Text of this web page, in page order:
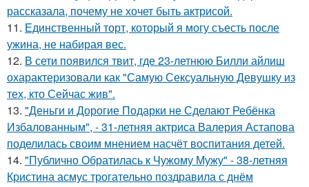
рассказала, почему не хочет быть актрисой.
11. Единственный торт, который я могу съесть после
ужина, не набирая вес.
12. В сети появился твит, где 23-летнюю Билли айлиш
охарактеризовали как "Самую Сексуальную Девушку из
тех, кто Сейчас жив".
13. "Деньги и Дорогие Подарки не Сделают Ребёнка
Избалованным", - 31-летняя актриса Валерия Астапова
поделилась своим мнением насчёт воспитания детей.
14. "Публично Обратилась к Чужому Мужу" - 38-летняя
Кристина асмус трогательно поздравила с днём